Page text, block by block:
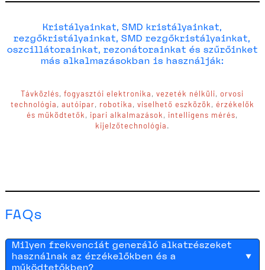
Kristályainkat, SMD kristályainkat,
rezgőkristályainkat, SMD rezgőkristályainkat,
oszcillátorainkat, rezonátorainkat és szűrőinket
más alkalmazásokban is használják:
Távközlés,fogyasztói elektronika,vezeték nélküli,orvosi
technológia, autóipar, robotika, viselhető eszközök, érzékelők
és működtetők, ipari alkalmazások, intelligens mérés,
kijelzőtechnológia.
FAQs
Milyen frekvenciát generáló alkatrészeket
használnak az érzékelőkben és a
működtetőkben?